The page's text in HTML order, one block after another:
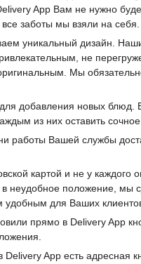
App Вам не нужно
заботы мы взяли на себя.
уникальный дизайн.
не
Мы
добавления новых блюд.
из них оставить
работы Вашей службы
картой и не у каждого
неудобное положение, мы
удобным для Ваших
прямо в Delivery App
App есть адресная